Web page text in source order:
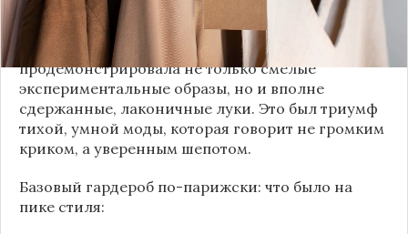
Как тонко подметила автор канала «Деловая
косметичка», завершившаяся неделя моды
продемонстрировала не только смелые
экспериментальные образы, но и вполне
сдержанные, лаконичные луки. Это был триумф
тихой, умной моды, которая говорит не громким
криком, а уверенным шепотом.
Базовый гардероб по-парижски: что было на
пике стиля: